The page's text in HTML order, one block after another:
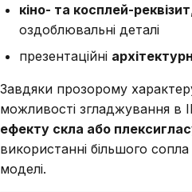
кіно- та косплей-реквізит
оздоблювальні деталі
презентаційні
Завдяки прозорому
можливості згладжування в
ефекту скла або
використанні більшого
моделі.